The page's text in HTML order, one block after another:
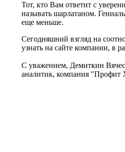
Тот, кто Вам ответит с
называть шарлатаном.
еще меньше.
Сегодняшний взгляд на
узнать на сайте компании, в
С уважением, Демиткин
аналитик, компания "Профит